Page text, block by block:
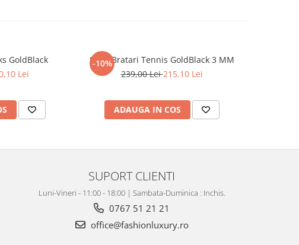
GoldBlack
Lei
-10%
Set 3 Bratari Tennis GoldBlack 3 MM
239,00 Lei215,10 Lei
ADAUGA IN COS
SUPORT CLIENTI
Luni-Vineri - 11:00 - 18:00 | Sambata-Duminica : Inchis.
0767 51 21 21
office@fashionluxury.ro